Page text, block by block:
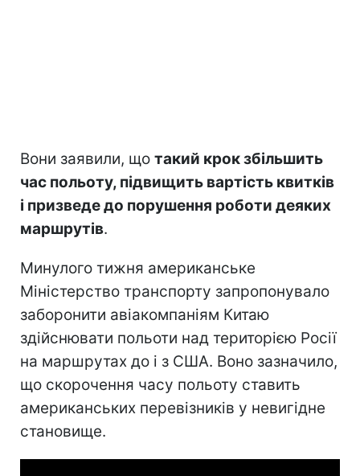
Вони заявили, що такий крок збільшить
час польоту, підвищить вартість квитків
і призведе до порушення роботи деяких
маршрутів.
Минулого тижня американське
Міністерство транспорту запропонувало
заборонити авіакомпаніям Китаю
здійснювати польоти над територією Росії
на маршрутах до і з США. Воно зазначило,
що скорочення часу польоту ставить
американських перевізників у невигідне
становище.